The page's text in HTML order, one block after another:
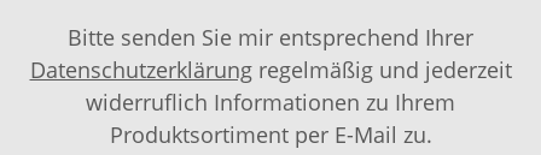
Bitte senden Sie mir entsprechend Ihrer
Datenschutzerklärungregelmäßig und jederzeit
widerruflich Informationen zu Ihrem
Produktsortiment per E-Mail zu.